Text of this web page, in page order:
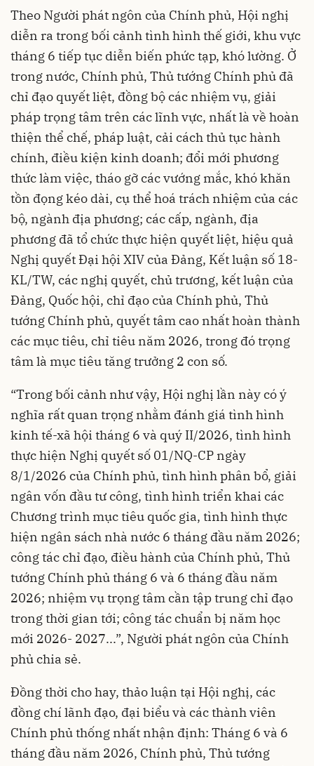
Theo Người phát ngôn của Chính phủ, Hội nghị
diễn ra trong bối cảnh tình hình thế giới, khu vực
tháng 6 tiếp tục diễn biến phức tạp, khó lường. Ở
trong nước, Chính phủ, Thủ tướng Chính phủ đã
chỉ đạo quyết liệt, đồng bộ các nhiệm vụ, giải
pháp trọng tâm trên các lĩnh vực, nhất là về hoàn
thiện thể chế, pháp luật, cải cách thủ tục hành
chính, điều kiện kinh doanh; đổi mới phương
thức làm việc, tháo gỡ các vướng mắc, khó khăn
tồn đọng kéo dài, cụ thể hoá trách nhiệm của các
bộ, ngành địa phương; các cấp, ngành, địa
phương đã tổ chức thực hiện quyết liệt, hiệu quả
Nghị quyết Đại hội XIV của Đảng, Kết luận số 18-
KL/TW, các nghị quyết, chủ trương, kết luận của
Đảng, Quốc hội, chỉ đạo của Chính phủ, Thủ
tướng Chính phủ, quyết tâm cao nhất hoàn thành
các mục tiêu, chỉ tiêu năm 2026, trong đó trọng
tâm là mục tiêu tăng trưởng 2 con số.
“Trong bối cảnh như vậy, Hội nghị lần này có ý
nghĩa rất quan trọng nhằm đánh giá tình hình
kinh tế-xã hội tháng 6 và quý II/2026, tình hình
thực hiện Nghị quyết số 01/NQ-CP ngày
8/1/2026 của Chính phủ, tình hình phân bổ, giải
ngân vốn đầu tư công, tình hình triển khai các
Chương trình mục tiêu quốc gia, tình hình thực
hiện ngân sách nhà nước 6 tháng đầu năm 2026;
công tác chỉ đạo, điều hành của Chính phủ, Thủ
tướng Chính phủ tháng 6 và 6 tháng đầu năm
2026; nhiệm vụ trọng tâm cần tập trung chỉ đạo
trong thời gian tới; công tác chuẩn bị năm học
mới 2026- 2027...”, Người phát ngôn của Chính
phủ chia sẻ.
Đồng thời cho hay, thảo luận tại Hội nghị, các
đồng chí lãnh đạo, đại biểu và các thành viên
Chính phủ thống nhất nhận định: Tháng 6 và 6
tháng đầu năm 2026, Chính phủ, Thủ tướng